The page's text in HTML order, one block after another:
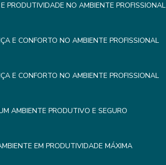
PRODUTIVIDADE NO AMBIENTE PROFISSIONAL
E CONFORTO NO AMBIENTE PROFISSIONAL
E CONFORTO NO AMBIENTE PROFISSIONAL
AMBIENTE PRODUTIVO E SEGURO
EM PRODUTIVIDADE MÁXIMA